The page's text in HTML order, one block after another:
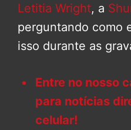
Letitia Wright, a
perguntando como
isso durante as
Entre no nosso
para notícias
celular!